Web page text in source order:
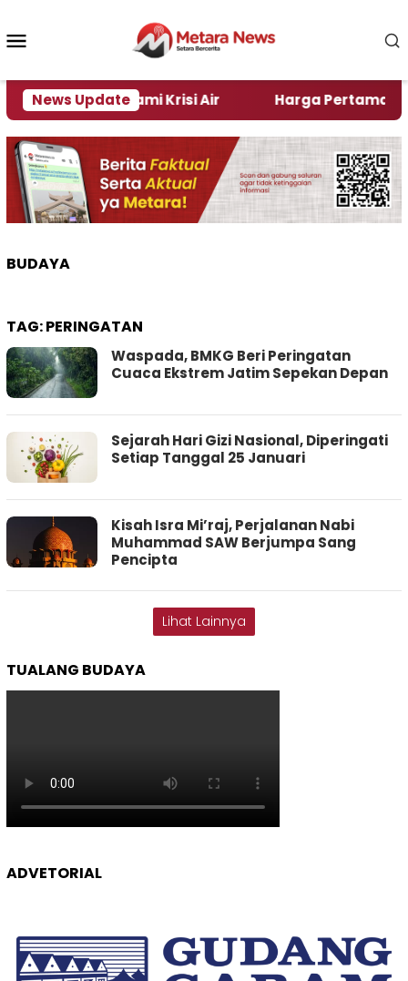
konten
News Update
Jember Alami Krisi Air Harga Pertamax
BUDAYA
TAG:PERINGATAN
Waspada, BMKG Beri Peringatan
Cuaca Ekstrem Jatim Sepekan Depan
Sejarah Hari Gizi Nasional, Diperingati
Setiap Tanggal 25 Januari
Kisah Isra Mi’raj, Perjalanan Nabi
Muhammad SAW Berjumpa Sang
Pencipta
Lihat Lainnya
TUALANG BUDAYA
ADVETORIAL